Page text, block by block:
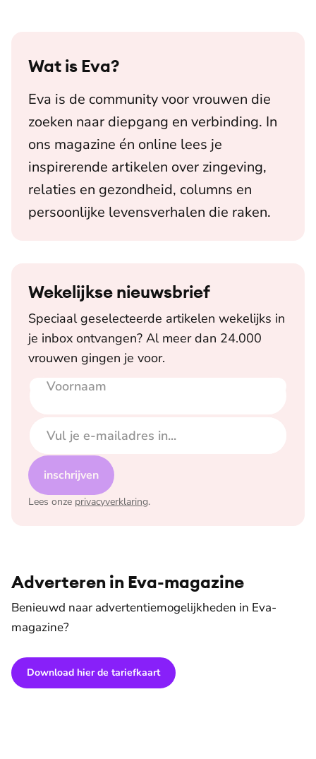
Wat is Eva?
Eva is de community voor vrouwen die
zoeken naar diepgang en verbinding. In
ons magazine én online lees je
inspirerende artikelen over zingeving,
relaties en gezondheid, columns en
persoonlijke levensverhalen die raken.
Wekelijkse nieuwsbrief
Speciaal geselecteerde artikelen wekelijks in
je inbox ontvangen? Al meer dan 24.000
vrouwen gingen je voor.
Voornaam
E-mailadres
inschrijven
Lees onze privacyverklaring.
Adverteren in Eva-magazine
Benieuwd naar advertentiemogelijkheden in Eva-
magazine?
Download hier de tariefkaart